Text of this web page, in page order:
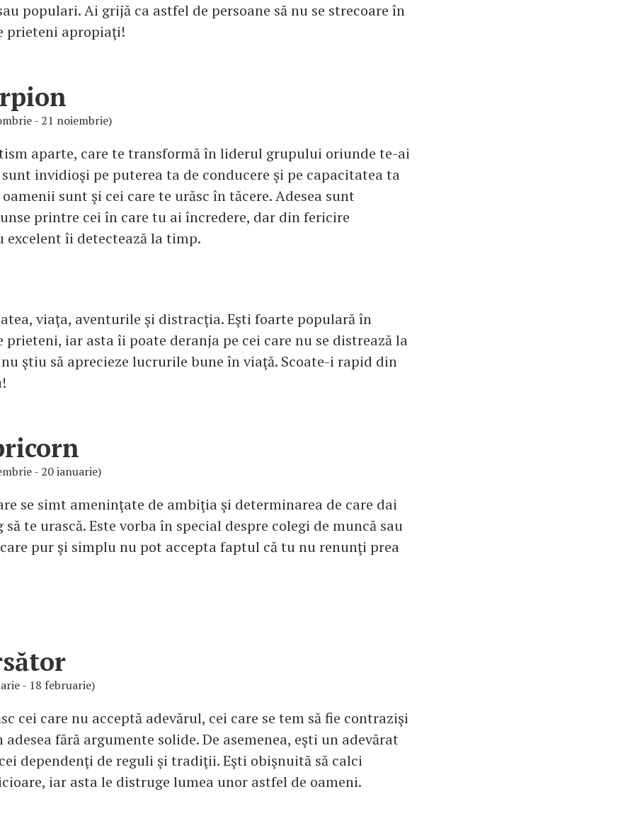
populari. Ai grijă ca astfel de persoane să nu se strecoare în
prieteni apropiaţi!
- 21 noiembrie)
aparte, care te transformă în liderul grupului oriunde te-ai
sunt invidioşi pe puterea ta de conducere şi pe capacitatea ta
sunt şi cei care te urăsc în tăcere. Adesea sunt
printre cei în care tu ai încredere, dar din fericire
îi detectează la timp.
viaţa, aventurile şi distracţia. Eşti foarte populară în
prieteni, iar asta îi poate deranja pe cei care nu se distrează la
ştiu să aprecieze lucrurile bune în viaţă. Scoate-i rapid din
- 20 ianuarie)
se simt ameninţate de ambiţia şi determinarea de care dai
să te urască. Este vorba în special despre colegi de muncă sau
pur şi simplu nu pot accepta faptul că tu nu renunţi prea
- 18 februarie)
cei care nu acceptă adevărul, cei care se tem să fie contrazişi
adesea fără argumente solide. De asemenea, eşti un adevărat
dependenţi de reguli şi tradiţii. Eşti obişnuită să calci
iar asta le distruge lumea unor astfel de oameni.